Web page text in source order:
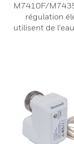
M7410F/
régulation
utilisent de